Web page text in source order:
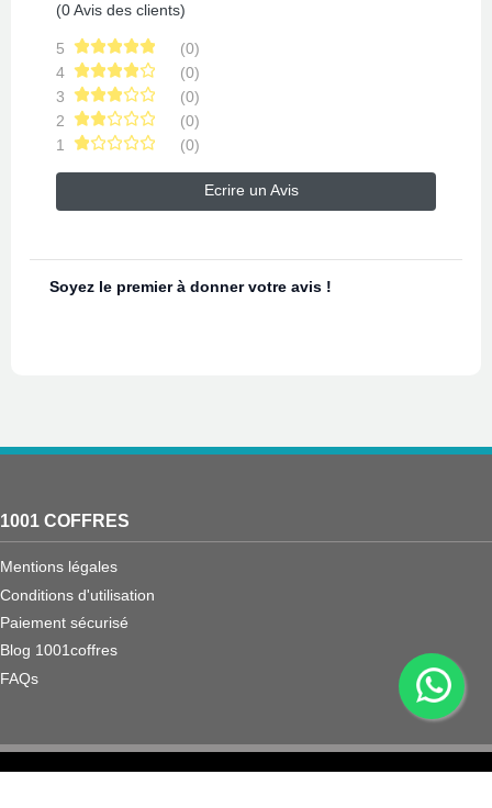
(0 Avis des clients)
5
(0)
4
(0)
3
(0)
2
(0)
1
(0)
Ecrire un Avis
Soyez le premier à donner votre avis !
1001 COFFRES
Mentions légales
Conditions d'utilisation
Paiement sécurisé
Blog 1001coffres
FAQs